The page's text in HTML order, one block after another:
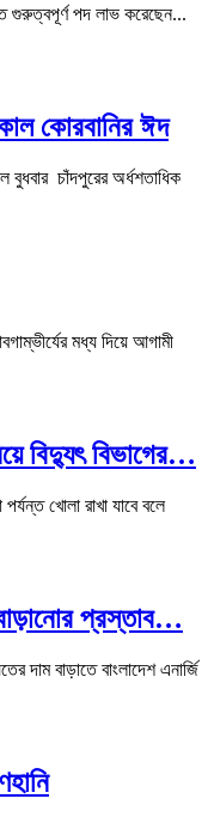
গুরুত্বপূর্ণ পদ লাভ করেছেন...
কোরবানির ঈদ
বুধবার চাঁদপুরের অর্ধশতাধিক
মধ্য দিয়ে আগামী
বিদ্যুৎ বিভাগের…
খোলা রাখা যাবে বলে
প্রস্তাব…
দাম বাড়াতে বাংলাদেশ এনার্জি